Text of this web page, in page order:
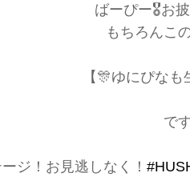
ばーぴー🎖️お
もちろんこ
【🎊ゆにぴなも
で
ジ！お見逃しなく！